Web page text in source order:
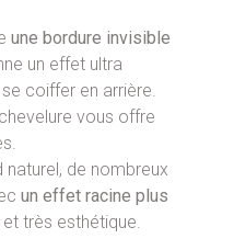
une bordure invisible
un effet ultra
coiffer en arrière.
vous offre
naturel, de nombreux
un effet racine plus
et très esthétique.